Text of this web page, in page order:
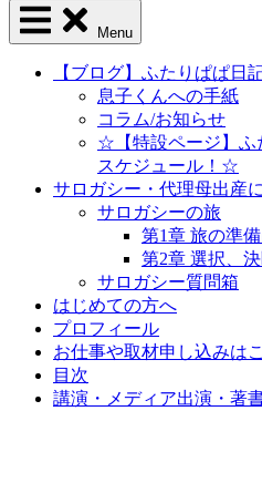
Menu
【ブログ】ふたりぱぱ日
息子くんへの手紙
コラム/お知らせ
☆【特設ページ】ふ
スケジュール！☆
サロガシー・代理母出産
サロガシーの旅
第1章 旅の準
第2章 選択、
サロガシー質問箱
はじめての方へ
プロフィール
お仕事や取材申し込みは
目次
講演・メディア出演・著